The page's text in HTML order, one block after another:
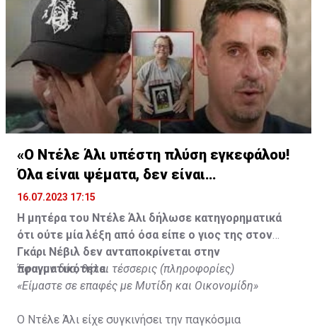
«Ο Ντέλε Άλι υπέστη πλύση εγκεφάλου!
Όλα είναι ψέματα, δεν είναι
υιοθετημένος»
16.07.2023 17:15
Η μητέρα του Ντέλε Άλι δήλωσε κατηγορηματικά
ότι ούτε μία λέξη από όσα είπε ο γιος της στον
Γκάρι Νέβιλ δεν ανταποκρίνεται στην
πραγματικότητα.
Έφυγαν δύο, θέλει τέσσερις (πληροφορίες)
«Είμαστε σε επαφές με Μυτίδη και Οικονομίδη»
Ο Ντέλε Άλι είχε συγκινήσει την παγκόσμια